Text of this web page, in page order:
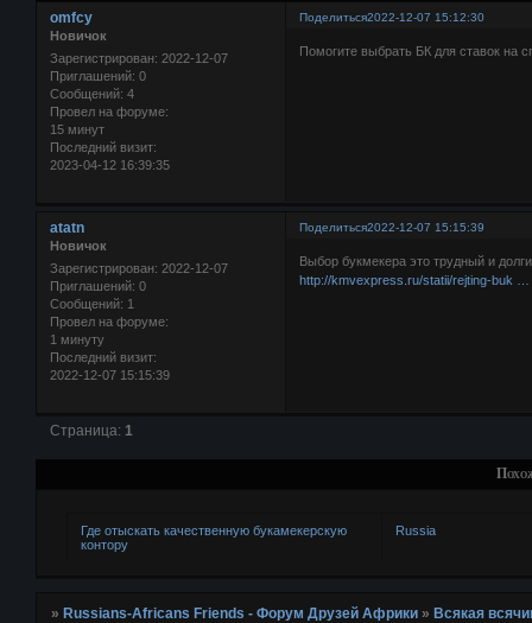
Поделиться2022-12-07 15:12:30
omfcy
Новичок
Зарегистрирован: 2022-12-07
Приглашений: 0
Сообщений: 4
Провел на форуме:
15 минут
Последний визит:
2023-04-12 16:39:35
Помогите выбрать БК для ставок на
Поделиться2022-12-07 15:15:39
atatn
Новичок
Зарегистрирован: 2022-12-07
Приглашений: 0
Сообщений: 1
Провел на форуме:
1 минуту
Последний визит:
2022-12-07 15:15:39
Выбор букмекера это трудный и
http://kmvexpress.ru/statii/rejting-buk …
Страница: 1
Где отыскать качественную букамекерскую
контору
Russia
»Russians-Africans Friends - Форум Друзей Африки »Всякая